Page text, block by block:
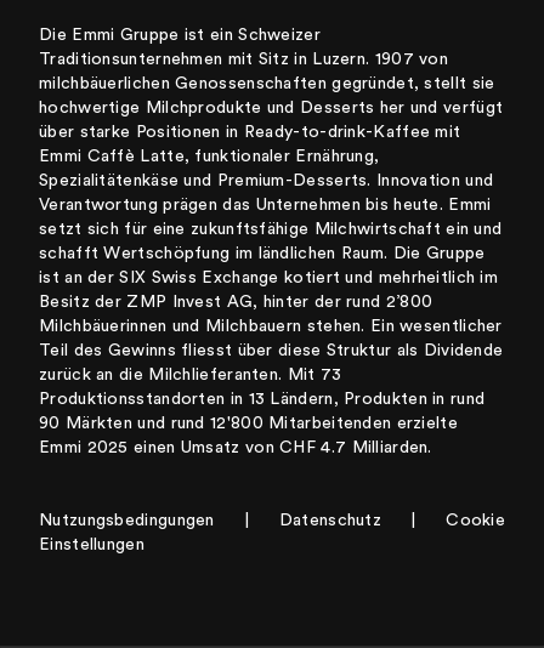
Die Emmi Gruppe ist ein Schweizer
Traditionsunternehmen mit Sitz in Luzern. 1907 von
milchbäuerlichen Genossenschaften gegründet, stellt sie
hochwertige Milchprodukte und Desserts her und verfügt
über starke Positionen in Ready-to-drink-Kaffee mit
Emmi Caffè Latte, funktionaler Ernährung,
Spezialitätenkäse und Premium-Desserts. Innovation und
Verantwortung prägen das Unternehmen bis heute. Emmi
setzt sich für eine zukunftsfähige Milchwirtschaft ein und
schafft Wertschöpfung im ländlichen Raum. Die Gruppe
ist an der SIX Swiss Exchange kotiert und mehrheitlich im
Besitz der ZMP Invest AG, hinter der rund 2’800
Milchbäuerinnen und Milchbauern stehen. Ein wesentlicher
Teil des Gewinns fliesst über diese Struktur als Dividende
zurück an die Milchlieferanten. Mit 73
Produktionsstandorten in 13 Ländern, Produkten in rund
90 Märkten und rund 12'800 Mitarbeitenden erzielte
Emmi 2025 einen Umsatz von CHF 4.7 Milliarden.
Nutzungsbedingungen Datenschutz |Cookie
Einstellungen